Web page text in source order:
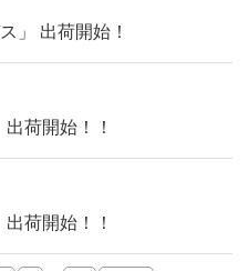
」 出荷開始！
荷開始！！
荷開始！！